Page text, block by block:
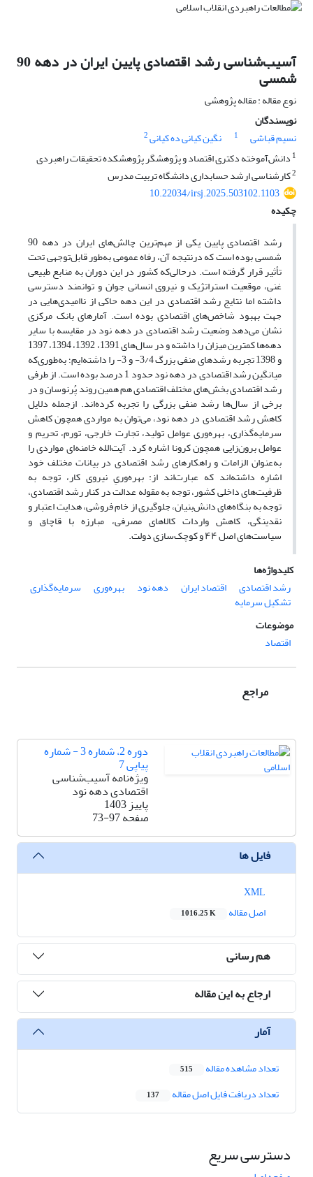
آسیب‌شناسی رشد اقتصادی پایین ایران در دهه 90
شمسی
نوع مقاله : مقاله پژوهشی
نویسندگان
نسیم قباشی
1 نگین کیانی ده کیانی2
1 دانش‌آموخته دکتری اقتصاد و پژوهشگر پژوهشکده تحقیقات راهبردی
2کارشناسی ارشد حسابداری دانشگاه تربیت مدرس
10.22034/irsj.2025.503102.1103
چکیده
رشد اقتصادی پایین یکی از مهم‌ترین چالش‌های ایران در دهه 90
شمسی بوده است که درنتیجه آن، رفاه عمومی به‌طور قابل‌توجهی تحت
تأثیر قرار گرفته است. درحالی‌که کشور در این دوران به منابع طبیعی
غنی، موقعیت استراتژیک و نیروی انسانی جوان و توانمند دسترسی
داشته اما نتایج رشد اقتصادی در این دهه حاکی از ناامیدی‌هایی در
جهت بهبود شاخص‌های اقتصادی بوده است. آمارهای بانک مرکزی
نشان می‌دهد وضعیت رشد اقتصادی در دهه نود در مقایسه با سایر
دهه‌ها کمترین میزان را داشته و در سال‌های 1391، 1392، 1394، 1397
و 1398 تجربه رشدهای منفی بزرگ 3/4- و 3- را داشته‌ایم؛ به‌طوری‌که
میانگین رشد اقتصادی در دهه نود حدود 1 درصد بوده است. از طرفی
رشد اقتصادی بخش‌های مختلف اقتصادی هم همین روند پُرنوسان و در
برخی از سال‌ها رشد منفی بزرگی را تجربه کرده‌اند. ازجمله دلایل
کاهش رشد اقتصادی در دهه نود، می‌توان به مواردی همچون کاهش
سرمایه‌گذاری، بهره‌وری عوامل تولید، تجارت خارجی، تورم، تحریم و
عوامل برون‌زایی همچون کرونا اشاره کرد. آیت‌الله خامنه‌ای مواردی را
به‌عنوان الزامات و راهکارهای رشد اقتصادی در بیانات مختلف خود
اشاره داشته‌اند که عبارت‌اند از: بهره‌وریِ نیروی کار، توجه به
ظرفیت‌های داخلی کشور، توجه به مقوله عدالت در کنار رشد اقتصادی،
توجه به بنگاه‌های دانش‌بنیان، جلوگیری از خام فروشی، هدایت اعتبار و
نقدینگی، کاهش واردات کالاهای مصرفی، مبارزه با قاچاق و
سیاست‌های اصل ۴۴ و کوچک‌سازی دولت.
کلیدواژه‌ها
رشد اقتصادی
اقتصاد ایران دهه نود بهره‌وری سرمایه‌گذاری
تشکیل سرمایه
موضوعات
اقتصاد
مراجع
دوره 2، شماره 3 - شماره
پیاپی 7
ویژه‌نامه آسیب‌شناسی
اقتصادی دهه نود
پاییز 1403
صفحه73-97
فایل ها
اصل مقاله
1016.25 K
هم رسانی
ارجاع به این مقاله
آمار
تعداد مشاهده مقاله 515
تعداد دریافت فایل اصل مقاله 137
دسترسی سریع